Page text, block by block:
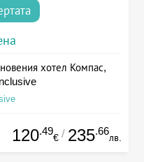
хотел Компас,
120.49
€ / 235.66
лв.